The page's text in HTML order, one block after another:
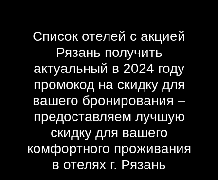
Список отелей с акцией
Рязань получить
актуальный в 2024 году
промокод на скидку для
вашего бронирования –
предоставляем лучшую
скидку для вашего
комфортного проживания
в отелях г. Рязань